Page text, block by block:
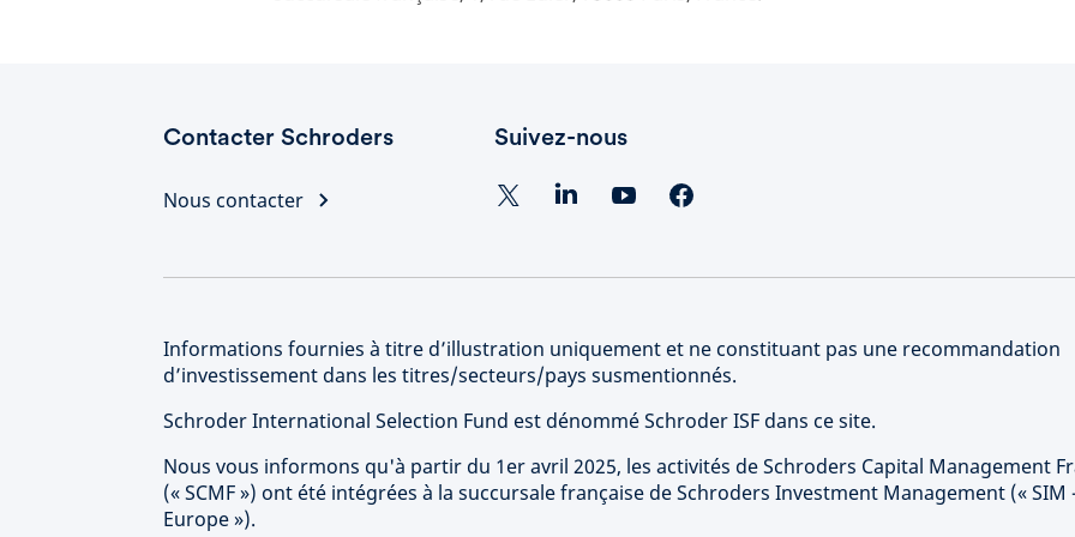
Contacter Schroders
Nous contacter
Suivez-nous
Informations fournies à titre d’illustration uniquement et ne constituant pas une recommandation
d’investissement dans les titres/secteurs/pays susmentionnés.
Schroder International Selection Fund est dénommé Schroder ISF dans ce site.
Nous vous informons qu'à partir du 1er avril 2025, les activités de Schroders Capital Management
(« SCMF ») ont été intégrées à la succursale française de Schroders Investment Management (« SIM
Europe »).